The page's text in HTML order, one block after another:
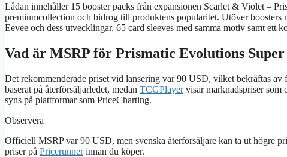
Lådan innehåller 15 booster packs från expansionen Scarlet & Violet –
premiumcollection och bidrog till produktens popularitet. Utöver
Eevee och dess utvecklingar, 65 card sleeves med samma motiv samt ett
Vad är MSRP för Prismatic Evolutions
Det rekommenderade priset vid lansering var 90 USD, vilket bekräftas av
baserat på återförsäljarledet, medan TCGPlayervisar marknadspriser som
syns på plattformar som PriceCharting.
Observera
Officiell MSRP var 90 USD, men svenska återförsäljare kan ta ut högre
priser på Pricerunnerinnan du köper.